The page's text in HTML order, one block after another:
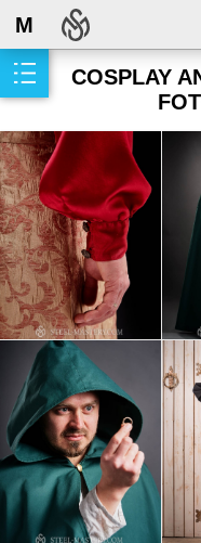
M
COSPLAY